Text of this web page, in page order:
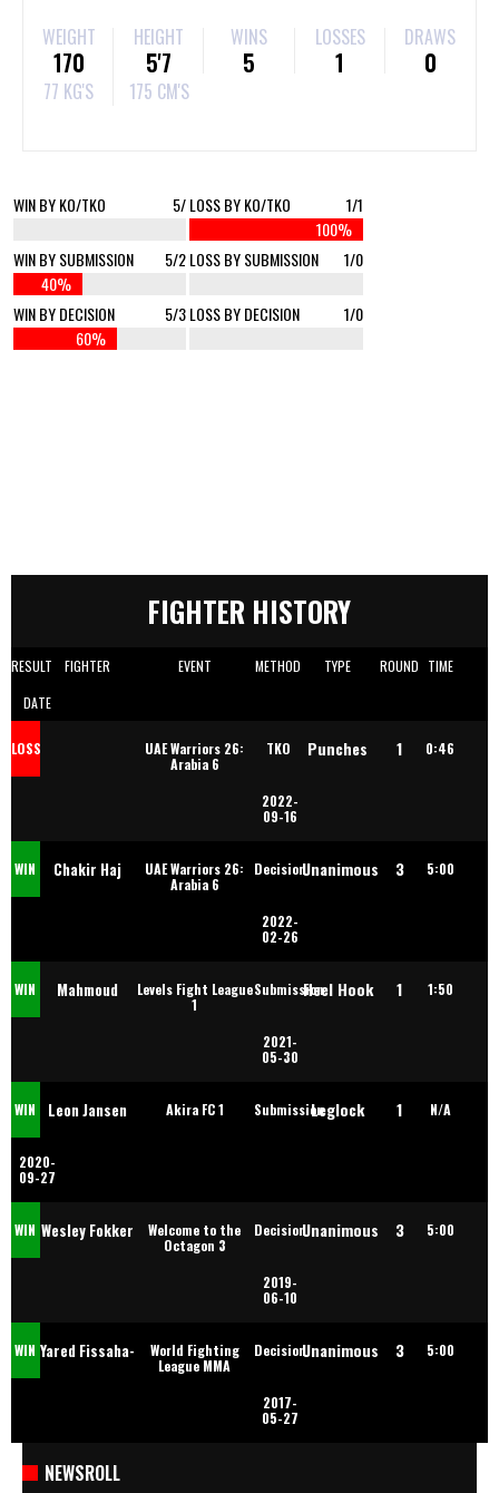
WEIGHT
170
77 KG'S
HEIGHT
5'7
175 CM'S
WINS
5
LOSSES
1
DRAWS
0
WIN BY KO/TKO
5/
WIN BY SUBMISSION
5/2
40%
WIN BY DECISION
5/3
60%
LOSS BY KO/TKO
1/1
100%
LOSS BY SUBMISSION
1/0
LOSS BY DECISION
1/0
FIGHTER HISTORY
RESULT FIGHTER EVENT METHOD TYPE ROUND TIME
DATE
LOSS
UAE Warriors 26:
Arabia 6
TKO Punches 1 0:46
2022-
09-16
WIN Chakir Haj
UAE Warriors 26:
Arabia 6
DecisionUnanimous 3 5:00
2022-
02-26
WIN Mahmoud
Levels Fight League
1
SubmissionHeel Hook 1 1:50
2021-
05-30
WIN Leon Jansen Akira FC 1 SubmissionLeglock 1 N/A
2020-
09-27
WIN Wesley Fokker
Welcome to the
Octagon 3
DecisionUnanimous 3 5:00
2019-
06-10
WIN Yared Fissaha-
World Fighting
League MMA
DecisionUnanimous 3 5:00
2017-
05-27
NEWSROLL